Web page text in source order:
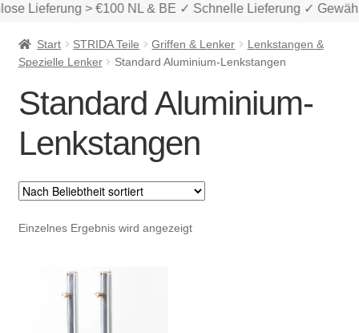
Die Modelle
Katalog
Account & Support
Lieferung > €100 NL & BE ✓ Schnelle Lieferung ✓
Start STRIDA Teile Griffen & Lenker
Lenkstangen &
Spezielle Lenker
Standard Aluminium-Lenkstangen
Standard Aluminium-
Lenkstangen
Einzelnes Ergebnis wird angezeigt